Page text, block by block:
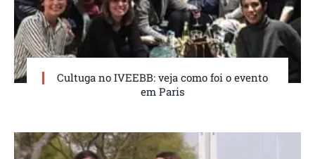
Cultuga no IVEEBB: veja como foi o evento
em Paris